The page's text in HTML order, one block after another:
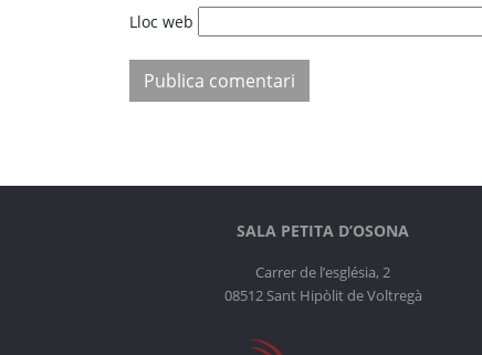
Lloc web
SALA PETITA D’OSONA
Carrer de l’església, 2
08512 Sant Hipòlit de Voltregà